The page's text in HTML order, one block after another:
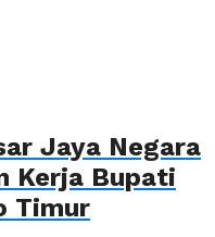
Jaya Negara
Kerja Bupati
Timur